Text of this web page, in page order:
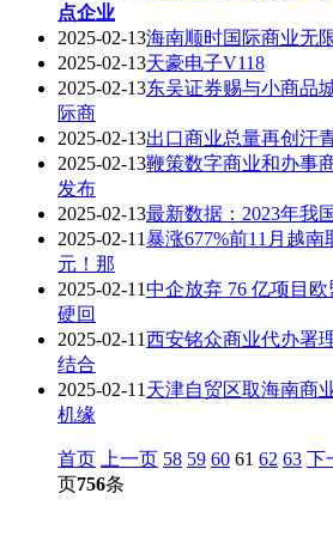
点企业
2025-02-13海南顺时国际商业无
2025-02-13天豪电子V118
2025-02-13东吴证券赐与小商品
际商
2025-02-13出口商业总量再创汗
2025-02-13鞭策数字商业和办事
发布
2025-02-13最新数据：2023年我
2025-02-11暴涨677%前11月越
元！那
2025-02-11中企放弃 76 亿项目
硬回
2025-02-11西安铭众商业代办署
结合
2025-02-11 天津自贸区取海南商
机缘
首页 上一页 58 59 60 61 62 63 下
页756条